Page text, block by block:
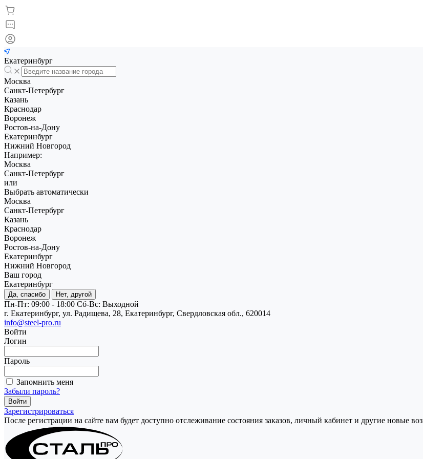
Екатеринбург
Москва
Санкт-Петербург
Казань
Краснодар
Воронеж
Ростов-на-Дону
Екатеринбург
Нижний Новгород
Например:
Москва
Санкт-Петербург
или
Выбрать автоматически
Москва
Санкт-Петербург
Казань
Краснодар
Воронеж
Ростов-на-Дону
Екатеринбург
Нижний Новгород
Ваш город
Екатеринбург
Да, спасибо Нет, другой
Пн-Пт: 09:00 - 18:00 Cб-Вс: Выходной
г. Екатеринбург, ул. Радищева, 28, Екатеринбург, Свердловская обл., 620014
info@steel-pro.ru
Войти
Логин
Пароль
Запомнить меня
Забыли пароль?
Зарегистрироваться
После регистрации на сайте вам будет доступно отслеживание состояния заказов, личный кабинет и другие новые